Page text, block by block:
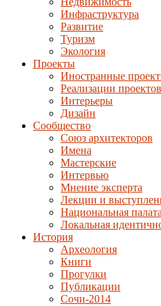
Инфраструктура
Развитие
Туризм
Экология
Проекты
Иностранные
Реализации проектов
Интерьеры
Дизайн
Сообщество
Союз архитекторов
Имена
Мастерские
Интервью
Мнение эксперта
Лекции и
Национальная
Локальная
История
Археология
Книги
Прогулки
Публикации
Сочи-2014